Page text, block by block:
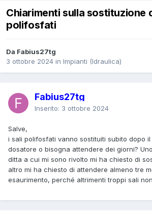
Chiarimenti sulla sostituzione
polifosfati
Da Fabius27tg
3 ottobre 2024 in Impianti (Idraulica)
Fabius27tg
Inserito: 3 ottobre 2024
Salve,
i sali polifosfati vanno sostituiti subito dopo
dosatore o bisogna attendere dei giorni?
ditta a cui mi sono rivolto mi ha chiesto di
altro mi ha chiesto di attendere almeno tre
esaurimento, perché altrimenti troppi sali